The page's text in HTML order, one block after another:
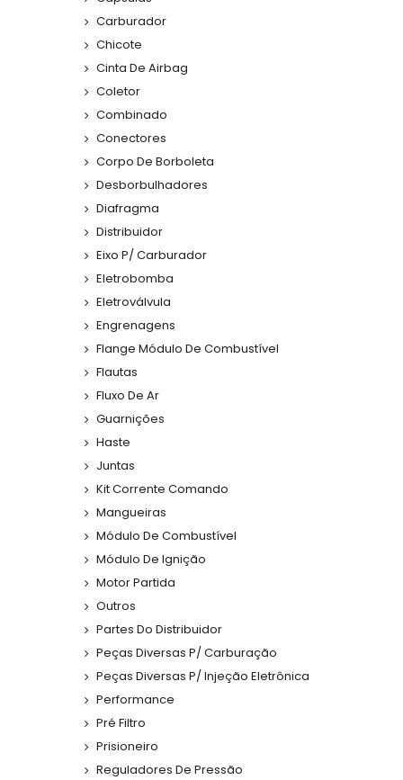
Carburador
Chicote
Cinta De Airbag
Coletor
Combinado
Conectores
Corpo De Borboleta
Desborbulhadores
Diafragma
Distribuidor
Eixo P/ Carburador
Eletrobomba
Eletroválvula
Engrenagens
Flange Módulo De Combustível
Flautas
Fluxo De Ar
Guarnições
Haste
Juntas
Kit Corrente Comando
Mangueiras
Módulo De Combustível
Módulo De Ignição
Motor Partida
Outros
Partes Do Distribuidor
Peças Diversas P/ Carburação
Peças Diversas P/ Injeção Eletrônica
Performance
Pré Filtro
Prisioneiro
Reguladores De Pressão